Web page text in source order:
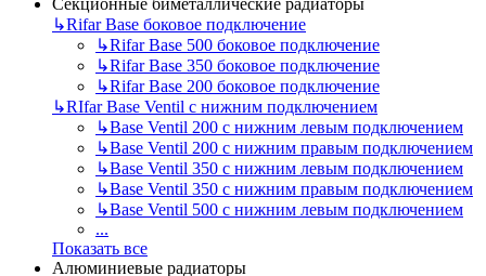
↳Rifar Base боковое подключение
↳Rifar Base 500 боковое подключение
↳Rifar Base 350 боковое подключение
↳Rifar Base 200 боковое подключение
↳RIfar Base Ventil с нижним подключением
↳Base Ventil 200 с нижним левым подключением
↳Base Ventil 200 с нижним правым подключением
↳Base Ventil 350 с нижним левым подключением
↳Base Ventil 350 с нижним правым подключением
↳Base Ventil 500 с нижним левым подключением
...
Показать все
Алюминиевые радиаторы